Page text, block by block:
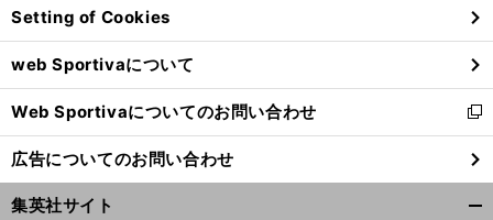
ド
ウ
で
開
く
Setting of Cookies
web Sportivaについて
Web Sportivaについてのお問い合わせ
新
し
い
ウ
ィ
広告についてのお問い合わせ
集英社サイト